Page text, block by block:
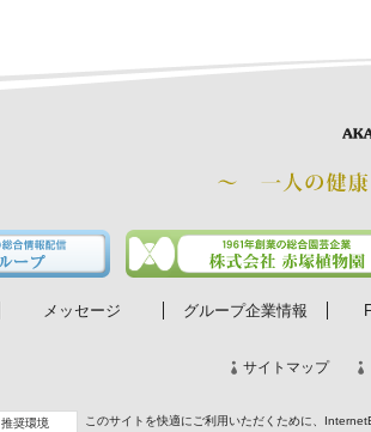
メッセージ グループ企業情報
サイトマップ
推奨環境
このサイトを快適にご利用いただくために、